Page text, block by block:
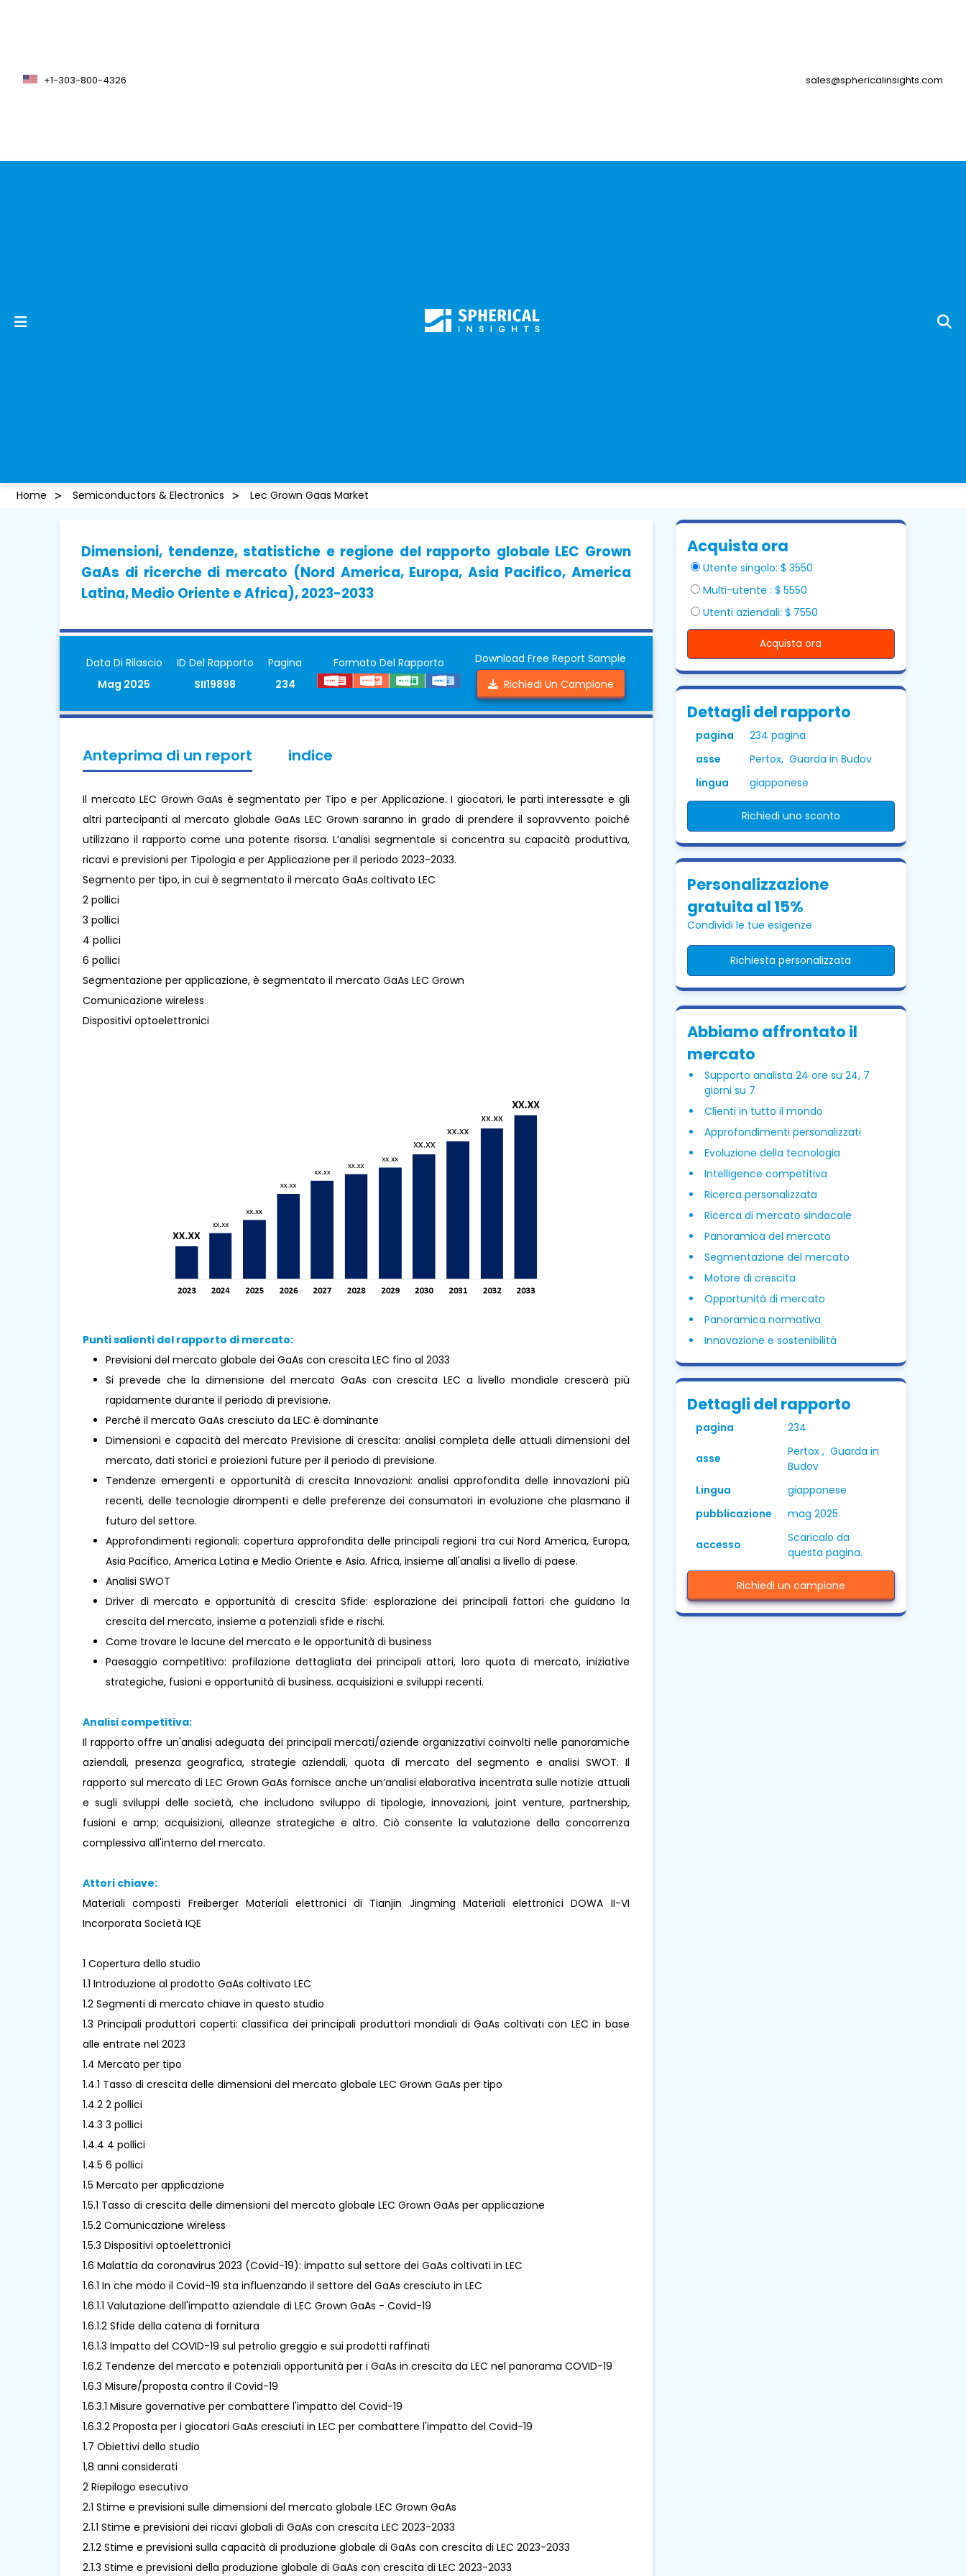
+1-303-800-4326 sales@sphericalinsights.com
Home Semiconductors & Electronics Lec Grown Gaas Market
Dimensioni, tendenze, statistiche e regione del rapporto globale LEC Grown
GaAs di ricerche di mercato (Nord America, Europa, Asia Pacifico, America
Latina, Medio Oriente e Africa), 2023-2033
Data Di Rilascio
Mag 2025
ID Del Rapporto
SII19898
Pagina
234
Formato Del Rapporto
Download Free Report Sample
Richiedi Un Campione
Anteprima di un report indice
Il mercato LEC Grown GaAs è segmentato per Tipo e per Applicazione. I giocatori, le parti interessate e gli
altri partecipanti al mercato globale GaAs LEC Grown saranno in grado di prendere il sopravvento poiché
utilizzano il rapporto come una potente risorsa. L’analisi segmentale si concentra su capacità produttiva,
ricavi e previsioni per Tipologia e per Applicazione per il periodo 2023-2033.
Segmento per tipo, in cui è segmentato il mercato GaAs coltivato LEC
2 pollici
3 pollici
4 pollici
6 pollici
Segmentazione per applicazione, è segmentato il mercato GaAs LEC Grown
Comunicazione wireless
Dispositivi optoelettronici
Punti salienti del rapporto di mercato:
Previsioni del mercato globale dei GaAs con crescita LEC fino al 2033
Si prevede che la dimensione del mercato GaAs con crescita LEC a livello mondiale crescerà più
rapidamente durante il periodo di previsione.
Perché il mercato GaAs cresciuto da LEC è dominante
Dimensioni e capacità del mercato Previsione di crescita: analisi completa delle attuali dimensioni del
mercato, dati storici e proiezioni future per il periodo di previsione.
Tendenze emergenti e opportunità di crescita Innovazioni: analisi approfondita delle innovazioni più
recenti, delle tecnologie dirompenti e delle preferenze dei consumatori in evoluzione che plasmano il
futuro del settore.
Approfondimenti regionali: copertura approfondita delle principali regioni tra cui Nord America, Europa,
Asia Pacifico, America Latina e Medio Oriente e Asia. Africa, insieme all'analisi a livello di paese.
Analisi SWOT
Driver di mercato e opportunità di crescita Sfide: esplorazione dei principali fattori che guidano la
crescita del mercato, insieme a potenziali sfide e rischi.
Come trovare le lacune del mercato e le opportunità di business
Paesaggio competitivo: profilazione dettagliata dei principali attori, loro quota di mercato, iniziative
strategiche, fusioni e opportunità di business. acquisizioni e sviluppi recenti.
Analisi competitiva:
Il rapporto offre un'analisi adeguata dei principali mercati/aziende organizzativi coinvolti nelle panoramiche
aziendali, presenza geografica, strategie aziendali, quota di mercato del segmento e analisi SWOT. Il
rapporto sul mercato di LEC Grown GaAs fornisce anche un’analisi elaborativa incentrata sulle notizie attuali
e sugli sviluppi delle società, che includono sviluppo di tipologie, innovazioni, joint venture, partnership,
fusioni e amp; acquisizioni, alleanze strategiche e altro. Ciò consente la valutazione della concorrenza
complessiva all'interno del mercato.
Attori chiave:
Materiali composti Freiberger Materiali elettronici di Tianjin Jingming Materiali elettronici DOWA II-VI
Incorporata Società IQE
1 Copertura dello studio
1.1 Introduzione al prodotto GaAs coltivato LEC
1.2 Segmenti di mercato chiave in questo studio
1.3 Principali produttori coperti: classifica dei principali produttori mondiali di GaAs coltivati ​​con LEC in base
alle entrate nel 2023
1.4 Mercato per tipo
1.4.1 Tasso di crescita delle dimensioni del mercato globale LEC Grown GaAs per tipo
1.4.2 2 pollici
1.4.3 3 pollici
1.4.4 4 pollici
1.4.5 6 pollici
1.5 Mercato per applicazione
1.5.1 Tasso di crescita delle dimensioni del mercato globale LEC Grown GaAs per applicazione
1.5.2 Comunicazione wireless
1.5.3 Dispositivi optoelettronici
1.6 Malattia da coronavirus 2023 (Covid-19): impatto sul settore dei GaAs coltivati ​​in LEC
1.6.1 In che modo il Covid-19 sta influenzando il settore del GaAs cresciuto in LEC
1.6.1.1 Valutazione dell'impatto aziendale di LEC Grown GaAs - Covid-19
1.6.1.2 Sfide della catena di fornitura
1.6.1.3 Impatto del COVID-19 sul petrolio greggio e sui prodotti raffinati
1.6.2 Tendenze del mercato e potenziali opportunità per i GaAs in crescita da LEC nel panorama COVID-19
1.6.3 Misure/proposta contro il Covid-19
1.6.3.1 Misure governative per combattere l'impatto del Covid-19
1.6.3.2 Proposta per i giocatori GaAs cresciuti in LEC per combattere l'impatto del Covid-19
1.7 Obiettivi dello studio
1,8 anni considerati
2 Riepilogo esecutivo
2.1 Stime e previsioni sulle dimensioni del mercato globale LEC Grown GaAs
2.1.1 Stime e previsioni dei ricavi globali di GaAs con crescita LEC 2023-2033
2.1.2 Stime e previsioni sulla capacità di produzione globale di GaAs con crescita di LEC 2023-2033
2.1.3 Stime e previsioni della produzione globale di GaAs con crescita di LEC 2023-2033
Acquista ora
Utente singolo: $ 3550
Multi-utente : $ 5550
Utenti aziendali: $ 7550
Acquista ora
Dettagli del rapporto
pagina
234 pagina
asse
Pertox, Guarda in Budov
lingua
giapponese
Richiedi uno sconto
Personalizzazione
gratuita al 15%
Condividi le tue esigenze
Richiesta personalizzata
Abbiamo affrontato il
mercato
Supporto analista 24 ore su 24, 7
giorni su 7
Clienti in tutto il mondo
Approfondimenti personalizzati
Evoluzione della tecnologia
Intelligence competitiva
Ricerca personalizzata
Ricerca di mercato sindacale
Panoramica del mercato
Segmentazione del mercato
Motore di crescita
Opportunità di mercato
Panoramica normativa
Innovazione e sostenibilità
Dettagli del rapporto
pagina 234
asse
Pertox , Guarda in
Budov
Lingua
giapponese
pubblicazione
mag 2025
accesso
Scaricalo da
questa pagina.
Richiedi un campione